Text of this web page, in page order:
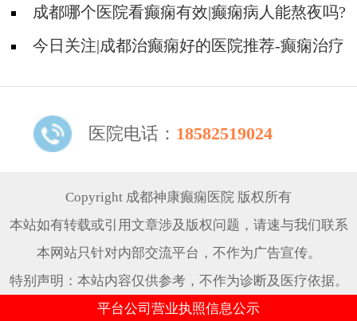
意什么?
成都哪个医院看癫痫有效|癫痫病人能熬夜吗?
今日关注|成都治癫痫好的医院推荐-癫痫治疗
医院电话： 18582519024
Copyright 成都神康癫痫医院 版权所有
本站如有转载或引用文章涉及版权问题，请速与我们联系
本网站只针对内部交流平台，不作为广告宣传。
特别声明：本站内容仅供参考，不作为诊断及医疗依据。
平台公司营业执照信息公示